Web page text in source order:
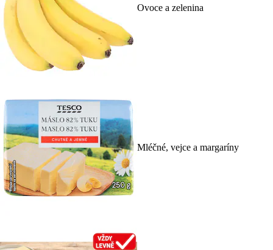
Ovoce a zelenina
Mléčné, vejce a margaríny